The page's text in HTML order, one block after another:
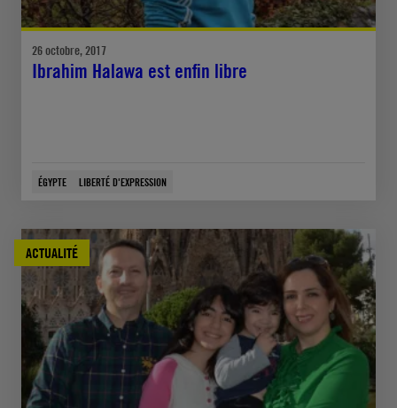
26 octobre, 2017
Ibrahim Halawa est enfin libre
ÉGYPTE LIBERTÉ D'EXPRESSION
ACTUALITÉ